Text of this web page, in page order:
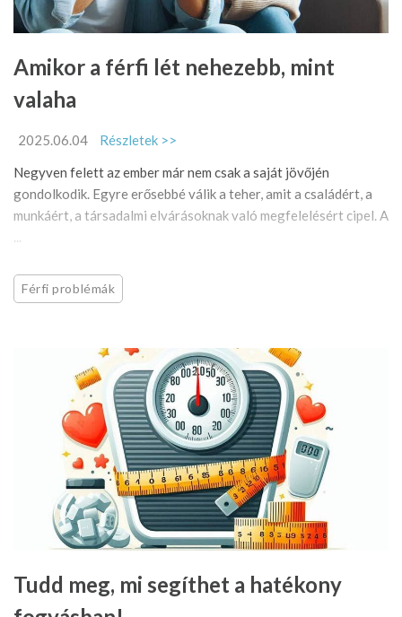
Amikor a férfi lét nehezebb, mint
valaha
2025.06.04
Részletek >>
Negyven felett az ember már nem csak a saját jövőjén
gondolkodik. Egyre erősebbé válik a teher, amit a családért, a
munkáért, a társadalmi elvárásoknak való megfelelésért cipel. A
...
Férfi problémák
Tudd meg, mi segíthet a hatékony